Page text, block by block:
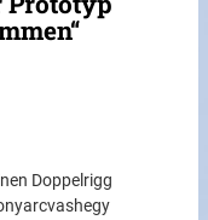
Doppelrigg